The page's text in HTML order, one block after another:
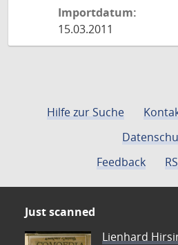
Importdatum:
15.03.2011
Hilfe zur Suche
Feedback
Just scanned
Lienhard